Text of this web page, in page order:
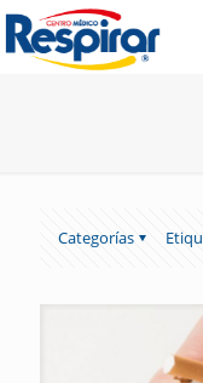
Categorías